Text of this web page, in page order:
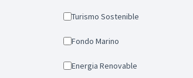
Turismo Sostenible
Fondo Marino
Energia Renovable